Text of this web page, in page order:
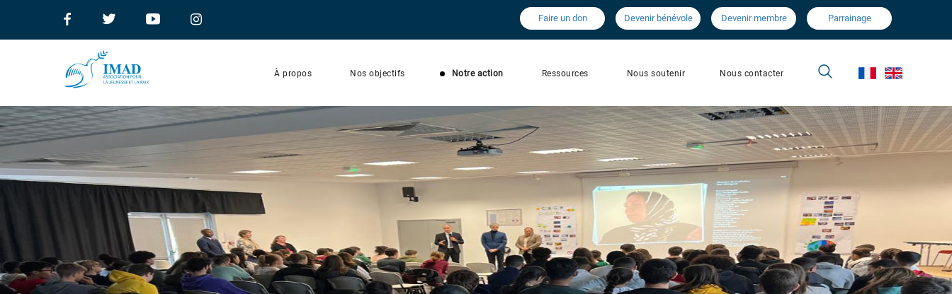
Faire un don Devenir bénévole Devenir membre Parrainage
À propos Nos objectifs Notre action Ressources Nous soutenir Nous contacter